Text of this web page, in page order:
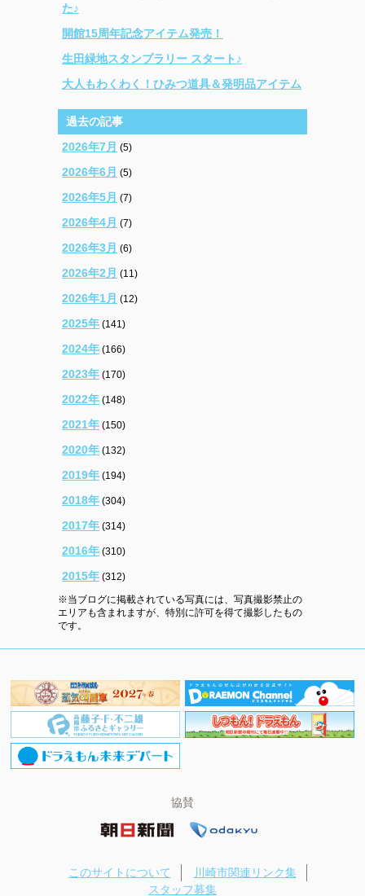
た♪
開館15周年記念アイテム発売！
生田緑地スタンプラリー スタート♪
大人もわくわく！ひみつ道具＆発明品アイテム
過去の記事
2026年7月 (5)
2026年6月 (5)
2026年5月 (7)
2026年4月 (7)
2026年3月 (6)
2026年2月 (11)
2026年1月 (12)
2025年 (141)
2024年 (166)
2023年 (170)
2022年 (148)
2021年 (150)
2020年 (132)
2019年 (194)
2018年 (304)
2017年 (314)
2016年 (310)
2015年 (312)
※当ブログに掲載されている写真には、写真撮影禁止の
エリアも含まれますが、特別に許可を得て撮影したもの
です。
協賛
このサイトについて
川崎市関連リンク集
スタッフ募集